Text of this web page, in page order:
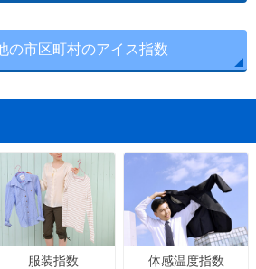
の市区町村のアイス指数
服装指数 体感温度指数